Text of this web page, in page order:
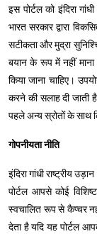
इस पोर्टल को इंदिरा
भारत सरकार द्वारा
सटीकता और मुद्रा
बयान के रूप में नहीं माना
किया जाना चाहिए।
करने की सलाह दी जाती
पहले अन्य स्रोतों के साथ
गोपनीयता नीति
इंदिरा गांधी राष्ट्रीय
पोर्टल आपसे कोई
स्वचालित रूप से कैप्चर
देता है यदि यह पोर्टल